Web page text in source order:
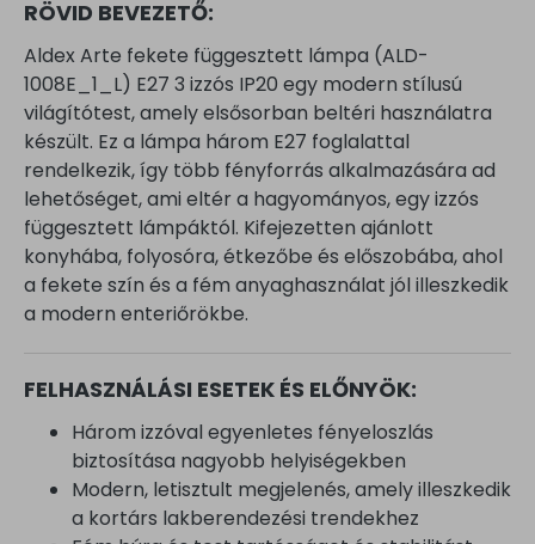
RÖVID BEVEZETŐ:
Aldex Arte fekete függesztett lámpa (ALD-
1008E_1_L) E27 3 izzós IP20 egy modern stílusú
világítótest, amely elsősorban beltéri használatra
készült. Ez a lámpa három E27 foglalattal
rendelkezik, így több fényforrás alkalmazására ad
lehetőséget, ami eltér a hagyományos, egy izzós
függesztett lámpáktól. Kifejezetten ajánlott
konyhába, folyosóra, étkezőbe és előszobába, ahol
a fekete szín és a fém anyaghasználat jól illeszkedik
a modern enteriőrökbe.
FELHASZNÁLÁSI ESETEK ÉS ELŐNYÖK:
Három izzóval egyenletes fényeloszlás
biztosítása nagyobb helyiségekben
Modern, letisztult megjelenés, amely illeszkedik
a kortárs lakberendezési trendekhez